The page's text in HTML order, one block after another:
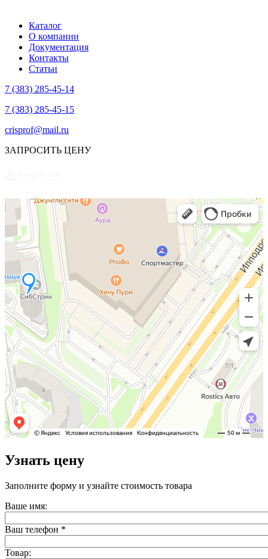
Каталог
О компании
Документация
Контакты
Статьи
7 (383) 285-45-14
7 (383) 285-45-15
crisprof@mail.ru
ЗАПРОСИТЬ ЦЕНУ
Узнать цену
Заполните форму и узнайте стоимость товара
Ваше имя:
Ваш телефон *
Товар: